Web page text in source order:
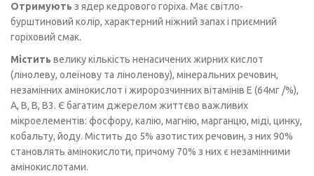
Отримують з ядер кедрового горіха. Має світло-
бурштиновий колір, характерний ніжний запах і приємний
горіховий смак.
Містить велику кількість ненасичених жирних кислот
(лінолеву, олеїнову та ліноленову), мінеральних речовин,
незамінних амінокислот і жиророзчинних вітамінів E (64мг /%),
А, В, В, В3. Є багатим джерелом життєво важливих
мікроелементів: фосфору, калію, магнію, марганцю, міді, цинку,
кобальту, йоду. Містить до 5% азотистих речовин, з них 90%
становлять амінокислоти, причому 70% з них є незамінними
амінокислотами.